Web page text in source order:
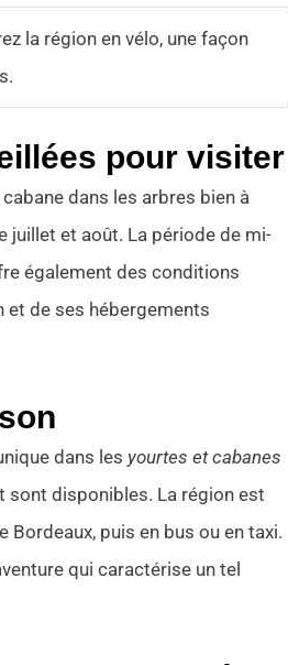
la région en vélo, une façon
pour visiter
dans les arbres bien à
juillet et août. La période de mi-
également des conditions
et de ses hébergements
dans les yourtes et cabanes
disponibles. La région est
Bordeaux, puis en bus ou en taxi.
qui caractérise un tel